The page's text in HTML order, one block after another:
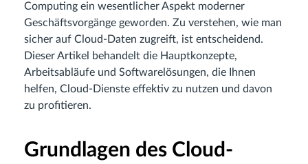
Computing ein wesentlicher Aspekt moderner
Geschäftsvorgänge geworden. Zu verstehen, wie man
sicher auf Cloud-Daten zugreift, ist entscheidend.
Dieser Artikel behandelt die Hauptkonzepte,
Arbeitsabläufe und Softwarelösungen, die Ihnen
helfen, Cloud-Dienste effektiv zu nutzen und davon
zu profitieren.
Grundlagen des Cloud-